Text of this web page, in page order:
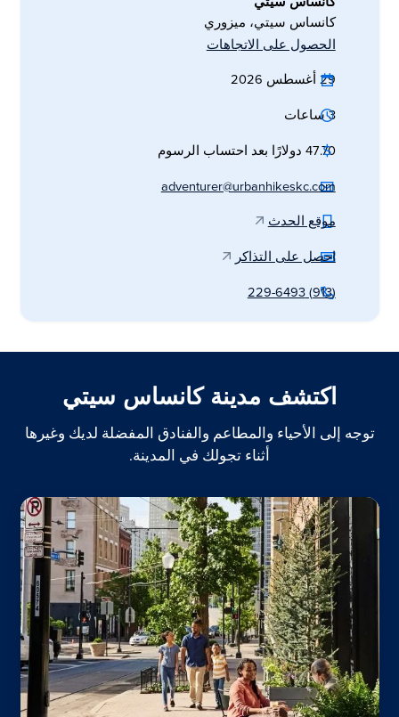
كانساس سيتي، ميزوري
الحصول على الاتجاهات
29 أغسطس 2026
3 ساعات
47.70 دولارًا بعد احتساب الرسوم
adventurer@urbanhikeskc.com
موقع الحدث
احصل على التذاكر
(913) 229-6493
اكتشف مدينة كانساس سيتي
توجه إلى الأحياء والمطاعم والفنادق المفضلة لديك وغيرها
أثناء تجولك في المدينة.